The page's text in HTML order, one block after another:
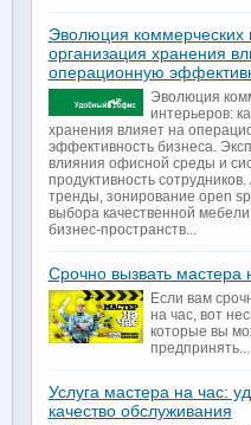
Эволюция коммерческих
организация хранения
операционную
Эволюция
интерьеров:
хранения влияет на
эффективность бизнеса.
влияния офисной среды и
продуктивность
тренды, зонирование open
выбора качественной
бизнес-пространств...
Срочно вызвать мастера
Если вам
на час, вот
которые вы
предпринять...
Услуга мастера на час:
качество обслуживания